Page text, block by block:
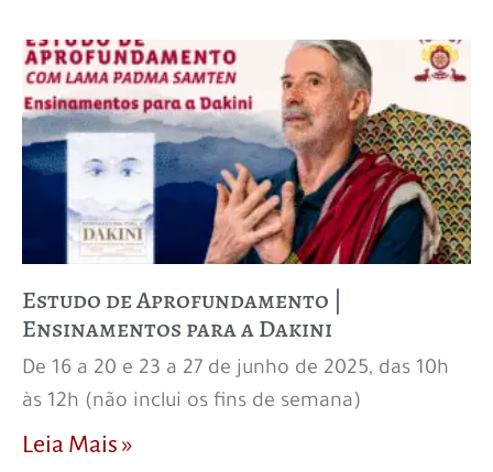
Estudo de Aprofundamento |
Ensinamentos para a Dakini
De 16 a 20 e 23 a 27 de junho de 2025, das 10h
às 12h (não inclui os fins de semana)
Leia Mais »